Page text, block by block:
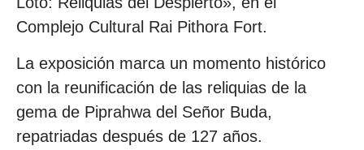
Complejo Cultural Rai Pithora Fort.
La exposición marca un momento histórico
con la reunificación de las reliquias de la
gema de Piprahwa del Señor Buda,
repatriadas después de 127 años.